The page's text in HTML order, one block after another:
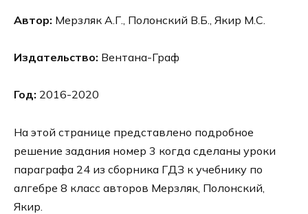
Автор: Мерзляк А.Г., Полонский В.Б., Якир М.С.
Издательство: Вентана-Граф
Год: 2016-2020
На этой странице представлено подробное
решение задания номер 3 когда сделаны уроки
параграфа 24 из сборника ГДЗ к учебнику по
алгебре 8 класс авторов Мерзляк, Полонский,
Якир.